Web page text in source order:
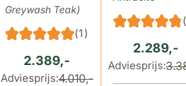
cm 3-delig
Greywash Teak)
(1)
2.389,-
Adviesprijs:4.010,-
2.289,-
Adviesprijs: